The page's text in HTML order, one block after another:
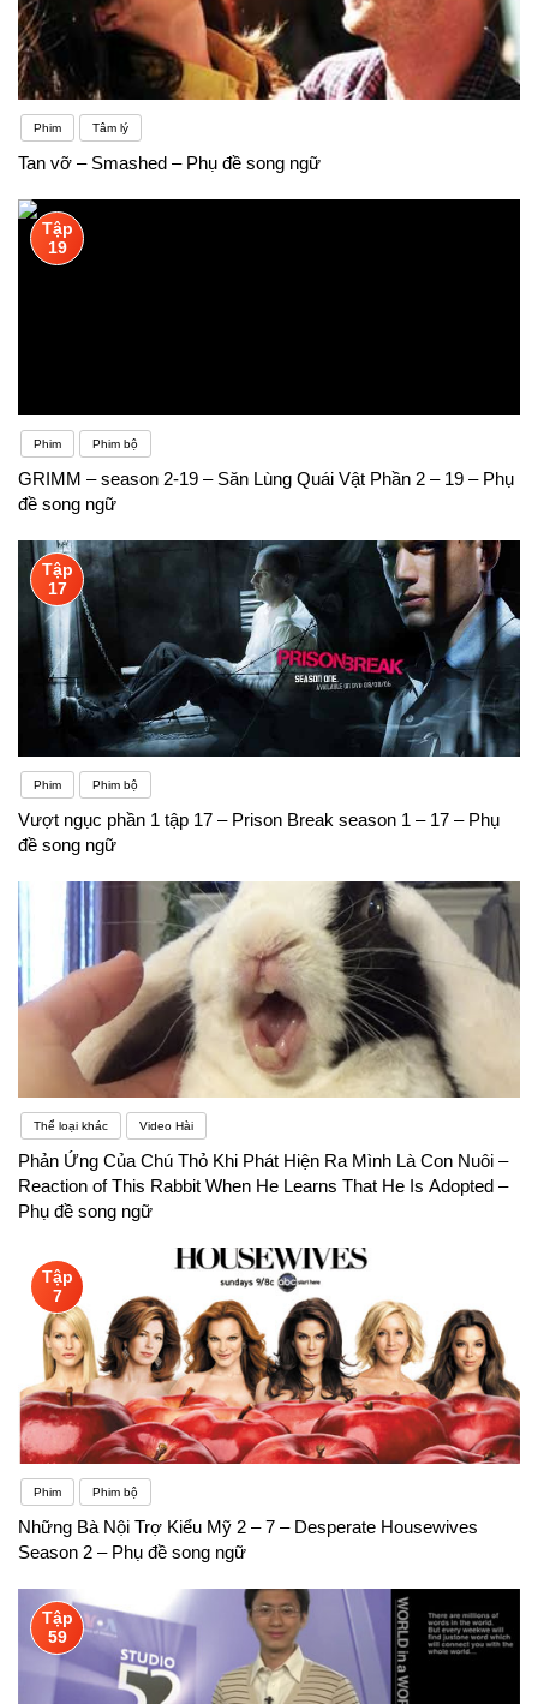
Phim Tâm lý
Tan vỡ – Smashed – Phụ đề song ngữ
Tập
19
Phim Phim bộ
GRIMM – season 2-19 – Săn Lùng Quái Vật Phần 2 – 19 – Phụ
đề song ngữ
Tập
17
Phim Phim bộ
Vượt ngục phần 1 tập 17 – Prison Break season 1 – 17 – Phụ
đề song ngữ
Thể loại khác Video Hài
Phản Ứng Của Chú Thỏ Khi Phát Hiện Ra Mình Là Con Nuôi –
Reaction of This Rabbit When He Learns That He Is Adopted –
Phụ đề song ngữ
Tập
7
Phim Phim bộ
Những Bà Nội Trợ Kiểu Mỹ 2 – 7 – Desperate Housewives
Season 2 – Phụ đề song ngữ
Tập
59